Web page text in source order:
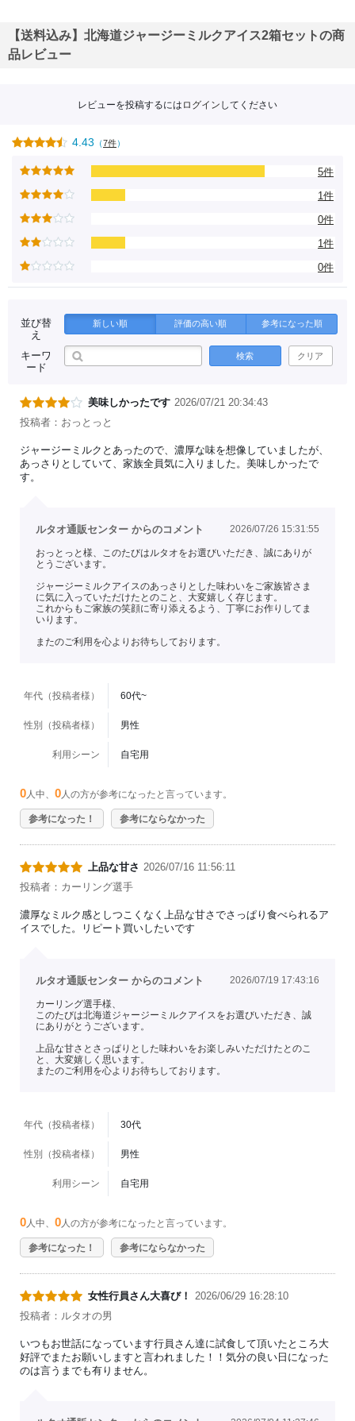
【送料込み】北海道ジャージーミルクアイス2箱セットの商
品レビュー
レビューを投稿するには ログイン してください
4.43 （7件）
5件
1件
0件
1件
0件
並び替
え
新しい順 評価の高い順 参考になった順
キーワ
ード
検索 クリア
美味しかったです 2026/07/21 20:34:43
投稿者：おっとっと
ジャージーミルクとあったので、濃厚な味を想像していましたが、
あっさりとしていて、家族全員気に入りました。美味しかったで
す。
ルタオ通販センター からのコメント 2026/07/26 15:31:55
おっとっと様、このたびはルタオをお選びいただき、誠にありが
とうございます。
ジャージーミルクアイスのあっさりとした味わいをご家族皆さま
に気に入っていただけたとのこと、大変嬉しく存じます。
これからもご家族の笑顔に寄り添えるよう、丁寧にお作りしてま
いります。
またのご利用を心よりお待ちしております。
年代（投稿者様） 60代~
性別（投稿者様） 男性
利用シーン 自宅用
0 人中、 0 人の方が参考になったと言っています。
参考になった！ 参考にならなかった
上品な甘さ 2026/07/16 11:56:11
投稿者：カーリング選手
濃厚なミルク感としつこくなく上品な甘さでさっぱり食べられるア
イスでした。リピート買いしたいです
ルタオ通販センター からのコメント 2026/07/19 17:43:16
カーリング選手様、
このたびは北海道ジャージーミルクアイスをお選びいただき、誠
にありがとうございます。
上品な甘さとさっぱりとした味わいをお楽しみいただけたとのこ
と、大変嬉しく思います。
またのご利用を心よりお待ちしております。
年代（投稿者様） 30代
性別（投稿者様） 男性
利用シーン 自宅用
0 人中、 0 人の方が参考になったと言っています。
参考になった！ 参考にならなかった
女性行員さん大喜び！
2026/06/29 16:28:10
投稿者：ルタオの男
いつもお世話になっています行員さん達に試食して頂いたところ大
好評でまたお願いしますと言われました！！気分の良い日になった
のは言うまでも有りません。